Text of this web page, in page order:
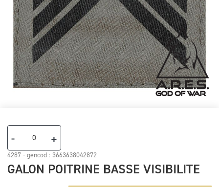
- +
4287 - gencod : 3663638042872
GALON POITRINE BASSE VISIBILITE
the
beginning
the
images